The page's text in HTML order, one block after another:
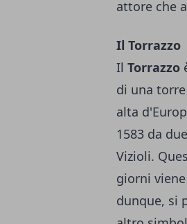
attore che
Il Torrazzo
Il Torrazzo
di una
alta
1583 da
Vizioli.
giorni
dunque, si